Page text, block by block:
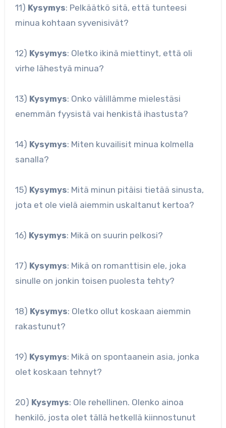
11) Kysymys: Pelkäätkö sitä, että tunteesi
minua kohtaan syvenisivät?
12) Kysymys: Oletko ikinä miettinyt, että oli
virhe lähestyä minua?
13) Kysymys: Onko välillämme mielestäsi
enemmän fyysistä vai henkistä ihastusta?
14) Kysymys: Miten kuvailisit minua kolmella
sanalla?
15) Kysymys: Mitä minun pitäisi tietää sinusta,
jota et ole vielä aiemmin uskaltanut kertoa?
16) Kysymys: Mikä on suurin pelkosi?
17) Kysymys: Mikä on romanttisin ele, joka
sinulle on jonkin toisen puolesta tehty?
18) Kysymys: Oletko ollut koskaan aiemmin
rakastunut?
19) Kysymys: Mikä on spontaanein asia, jonka
olet koskaan tehnyt?
20) Kysymys: Ole rehellinen. Olenko ainoa
henkilö, josta olet tällä hetkellä kiinnostunut